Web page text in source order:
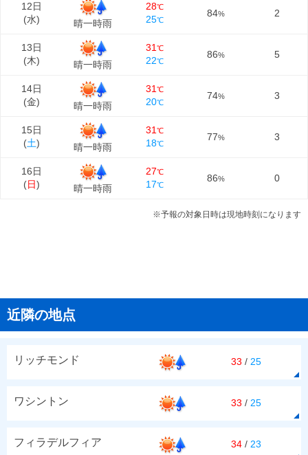
12日
(水) 晴一時雨
28℃
25℃
84% 2
13日
(木) 晴一時雨
31 ℃
22℃
86% 5
14日
(金) 晴一時雨
31 ℃
20℃
74% 3
15日
(土) 晴一時雨
31 ℃
18℃
77% 3
16日
(日) 晴一時雨
27℃
17℃
86% 0
※予報の対象日時は現地時刻になります
近隣の地点
リッチモンド 33 / 25
ワシントン 33 / 25
フィラデルフィア 34 / 23